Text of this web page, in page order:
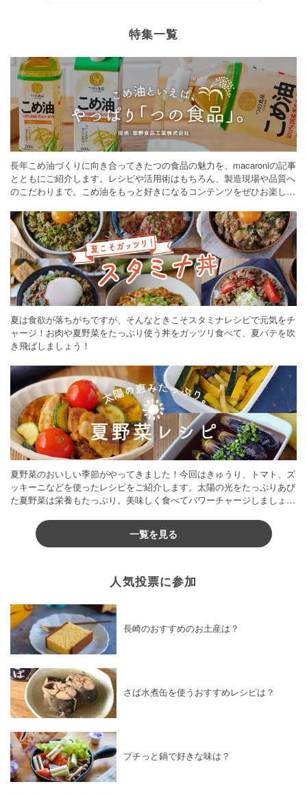
特集一覧
長年こめ油づくりに向き合ってきたつの食品の魅力を、macaroniの記事
とともにご紹介します。レシピや活用術はもちろん、製造現場や品質へ
のこだわりまで。こめ油をもっと好きになるコンテンツをぜひお楽しみ
夏は食欲が落ちがちですが、そんなときこそスタミナレシピで元気をチ
ャージ！お肉や夏野菜をたっぷり使う丼をガッツリ食べて、夏バテを吹
き飛ばしましょう！
夏野菜のおいしい季節がやってきました！今回はきゅうり、トマト、ズ
ッキーニなどを使ったレシピをご紹介します。太陽の光をたっぷりあび
た夏野菜は栄養もたっぷり。美味しく食べてパワーチャージしましょう
一覧を見る
人気投票に参加
長崎のおすすめのお土産は？
さば水煮缶を使うおすすめレシピは？
プチっと鍋で好きな味は？